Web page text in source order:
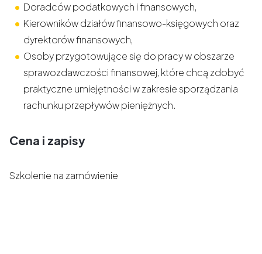
Doradców podatkowych i finansowych,
Kierowników działów finansowo-księgowych oraz
dyrektorów finansowych,
Osoby przygotowujące się do pracy w obszarze
sprawozdawczości finansowej, które chcą zdobyć
praktyczne umiejętności w zakresie sporządzania
rachunku przepływów pieniężnych.
Cena i zapisy
Szkolenie na zamówienie